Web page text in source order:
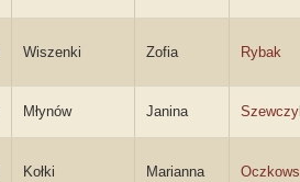
Wiszenki Zofia Rybak
Młynów Janina
Kołki Marianna